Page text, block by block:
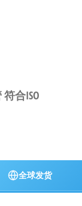
符合ISO
全球发货